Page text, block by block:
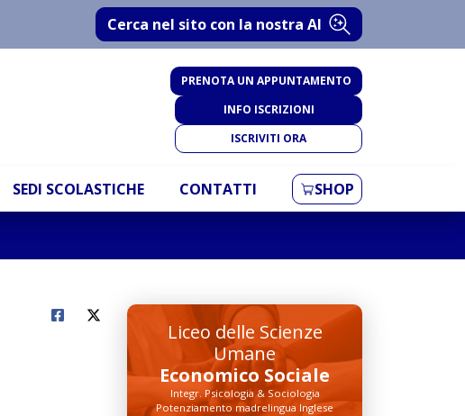
Cerca nel sito con la nostra AI
PRENOTA UN APPUNTAMENTO
INFO ISCRIZIONI
ISCRIVITI ORA
SEDI SCOLASTICHE CONTATTI SHOP
Liceo delle Scienze
Umane
Economico Sociale
Integr. Psicologia & Sociologia
Potenziamento madrelingua Inglese